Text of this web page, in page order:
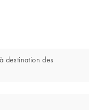
destination des